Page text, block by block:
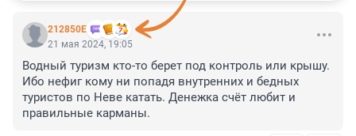
212850Е
21 мая 2024, 19:05
Водный туризм кто-то берет под контроль или крышу.
Ибо нефиг кому ни попадя внутренних и бедных
туристов по Неве катать. Денежка счёт любит и
правильные карманы.